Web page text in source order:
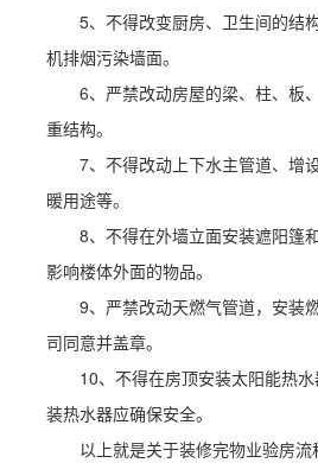
5、不得改变厨房、卫生间的结
机排烟污染墙面。
6、严禁改动房屋的梁、柱、板
重结构。
7、不得改动上下水主管道、增
暖用途等。
8、不得在外墙立面安装遮阳篷
影响楼体外面的物品。
9、严禁改动天燃气管道，安装
司同意并盖章。
10、不得在房顶安装太阳能热
装热水器应确保安全。
以上就是关于装修完物业验房